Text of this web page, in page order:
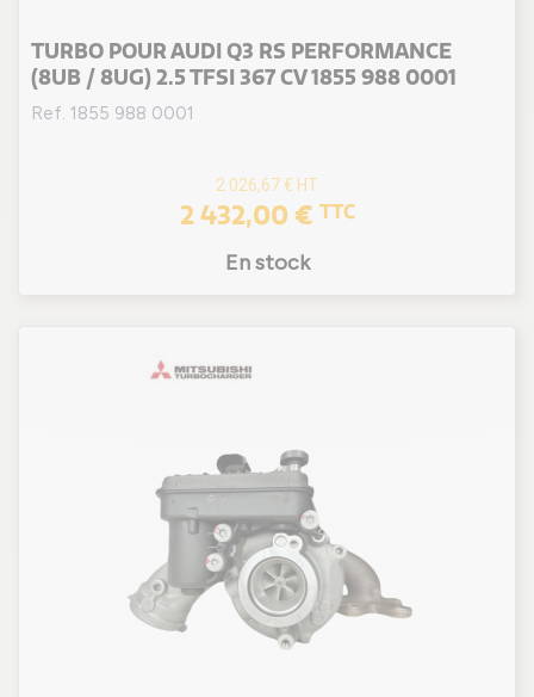
TURBO POUR AUDI Q3 RS PERFORMANCE
(8UB / 8UG) 2.5 TFSI 367 CV 1855 988 0001
Ref. 1855 988 0001
2 026,67 € HT
2 432,00 € TTC
En stock